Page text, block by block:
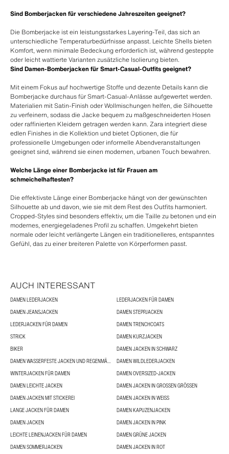
Sind Bomberjacken für verschiedene Jahreszeiten geeignet?
Die Bomberjacke ist ein leistungsstarkes Layering-Teil, das sich an
unterschiedliche Temperaturbedürfnisse anpasst. Leichte Shells bieten
Komfort, wenn minimale Bedeckung erforderlich ist, während gesteppte
oder leicht wattierte Varianten zusätzliche Isolierung bieten.
Sind Damen-Bomberjacken für Smart-Casual-Outfits geeignet?
Mit einem Fokus auf hochwertige Stoffe und dezente Details kann die
Bomberjacke durchaus für Smart-Casual-Anlässe aufgewertet werden.
Materialien mit Satin-Finish oder Wollmischungen helfen, die Silhouette
zu verfeinern, sodass die Jacke bequem zu maßgeschneiderten Hosen
oder raffinierten Kleidern getragen werden kann. Zara integriert diese
edlen Finishes in die Kollektion und bietet Optionen, die für
professionelle Umgebungen oder informelle Abendveranstaltungen
geeignet sind, während sie einen modernen, urbanen Touch bewahren.
Welche Länge einer Bomberjacke ist für Frauen am
schmeichelhaftesten?
Die effektivste Länge einer Bomberjacke hängt von der gewünschten
Silhouette ab und davon, wie sie mit dem Rest des Outfits harmoniert.
Cropped-Styles sind besonders effektiv, um die Taille zu betonen und ein
modernes, energiegeladenes Profil zu schaffen. Umgekehrt bieten
normale oder leicht verlängerte Längen ein traditionelleres, entspanntes
Gefühl, das zu einer breiteren Palette von Körperformen passt.
AUCH INTERESSANT
DAMEN LEDERJACKEN
LEDERJACKEN FÜR DAMEN
DAMEN JEANSJACKEN
DAMEN STEPPJACKEN
LEDERJACKEN FÜR DAMEN
DAMEN TRENCHCOATS
STRICK
DAMEN KURZJACKEN
BIKER
DAMEN JACKEN IN SCHWARZ
DAMEN WASSERFESTE JACKEN UND REGENMÄNTEL
DAMEN WILDLEDERJACKEN
WINTERJACKEN FÜR DAMEN
DAMEN OVERSIZED-JACKEN
DAMEN LEICHTE JACKEN
DAMEN JACKEN IN GROSSEN GRÖSSEN
DAMEN JACKEN MIT STICKEREI
DAMEN JACKEN IN WEISS
LANGE JACKEN FÜR DAMEN
DAMEN KAPUZENJACKEN
DAMEN JACKEN
DAMEN JACKEN IN PINK
LEICHTE LEINENJACKEN FÜR DAMEN
DAMEN GRÜNE JACKEN
DAMEN SOMMERJACKEN
DAMEN JACKEN IN ROT